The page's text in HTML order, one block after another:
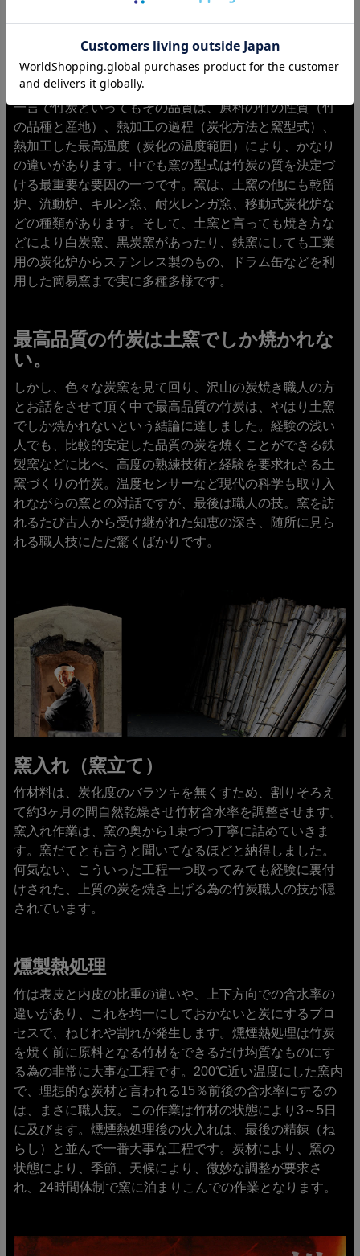
なぜ「土窯」なのか
一言で竹炭といってもその品質は、原料の竹の性質（竹
の品種と産地）、熱加工の過程（炭化方法と窯型式）、
熱加工した最高温度（炭化の温度範囲）により、かなり
の違いがあります。中でも窯の型式は竹炭の質を決定づ
ける最重要な要因の一つです。窯は、土窯の他にも乾留
炉、流動炉、キルン窯、耐火レンガ窯、移動式炭化炉な
どの種類があります。そして、土窯と言っても焼き方な
どにより白炭窯、黒炭窯があったり、鉄窯にしても工業
用の炭化炉からステンレス製のもの、ドラム缶などを利
用した簡易窯まで実に多種多様です。
最高品質の竹炭は土窯でしか焼かれな
い。
しかし、色々な炭窯を見て回り、沢山の炭焼き職人の方
とお話をさせて頂く中で最高品質の竹炭は、やはり土窯
でしか焼かれないという結論に達しました。経験の浅い
人でも、比較的安定した品質の炭を焼くことができる鉄
製窯などに比べ、高度の熟練技術と経験を要求れさる土
窯づくりの竹炭。温度センサーなど現代の科学も取り入
れながらの窯との対話ですが、最後は職人の技。窯を訪
れるたび古人から受け継がれた知恵の深さ、随所に見ら
れる職人技にただ驚くばかりです。
窯入れ（窯立て）
竹材料は、炭化度のバラツキを無くすため、割りそろえ
て約3ヶ月の間自然乾燥させ竹材含水率を調整させます。
窯入れ作業は、窯の奥から1束づつ丁寧に詰めていきま
す。窯だてとも言うと聞いてなるほどと納得しました。
何気ない、こういった工程一つ取ってみても経験に裏付
けされた、上質の炭を焼き上げる為の竹炭職人の技が隠
されています。
燻製熱処理
竹は表皮と内皮の比重の違いや、上下方向での含水率の
違いがあり、これを均一にしておかないと炭にするプロ
セスで、ねじれや割れが発生します。燻煙熱処理は竹炭
を焼く前に原料となる竹材をできるだけ均質なものにす
る為の非常に大事な工程です。200℃近い温度にした窯内
で、理想的な炭材と言われる15％前後の含水率にするの
は、まさに職人技。この作業は竹材の状態により3～5日
に及びます。燻煙熱処理後の火入れは、最後の精錬（ね
らし）と並んで一番大事な工程です。炭材により、窯の
状態により、季節、天候により、微妙な調整が要求さ
れ、24時間体制で窯に泊まりこんでの作業となります。